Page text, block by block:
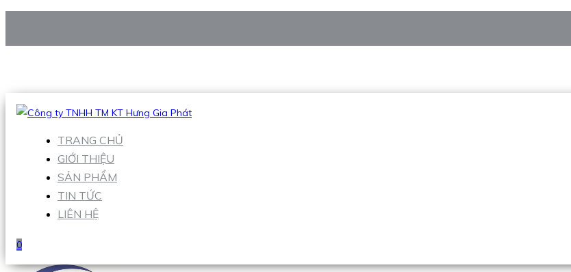
Hotline:0938 906 663
TRANG CHỦ
GIỚI THIỆU
SẢN PHẨM
TIN TỨC
LIÊN HỆ
0